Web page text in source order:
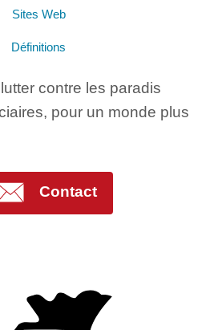
Sites Web
Définitions
contre les paradis
pour un monde plus
Contact